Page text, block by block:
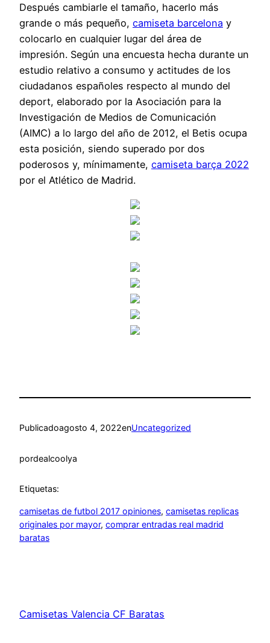
Después cambiarle el tamaño, hacerlo más
grande o más pequeño, camiseta barcelona y
colocarlo en cualquier lugar del área de
impresión. Según una encuesta hecha durante un
estudio relativo a consumo y actitudes de los
ciudadanos españoles respecto al mundo del
deport, elaborado por la Asociación para la
Investigación de Medios de Comunicación
(AIMC) a lo largo del año de 2012, el Betis ocupa
esta posición, siendo superado por dos
poderosos y, mínimamente, camiseta barça 2022
por el Atlético de Madrid.
Publicadoagosto 4, 2022enUncategorized
pordealcoolya
Etiquetas:
camisetas de futbol 2017 opiniones, camisetas replicas
originales por mayor, comprar entradas real madrid
baratas
Camisetas Valencia CF Baratas